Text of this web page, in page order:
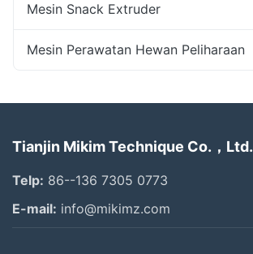
Mesin Snack Extruder
Mesin Perawatan Hewan Peliharaan
Tianjin Mikim Technique Co.，Ltd.
Telp: 86--136 7305 0773
E-mail: info@mikimz.com